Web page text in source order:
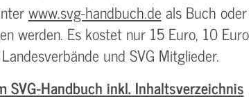
www.svg-handbuch.deals Buch oder
werden. Es kostet nur 15 Euro, 10 Euro
und SVG Mitglieder.
SVG-Handbuch inkl. Inhaltsverzeichnis